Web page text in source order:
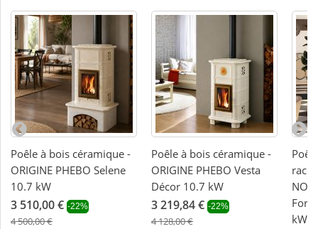
Poêle à bois céramique -
ORIGINE PHEBO Selene
10.7 kW
3 510,00 € -22%
4 500,00 €
Poêle à bois céramique -
ORIGINE PHEBO Vesta
Décor 10.7 kW
3 219,84 € -22%
4 128,00 €
kW